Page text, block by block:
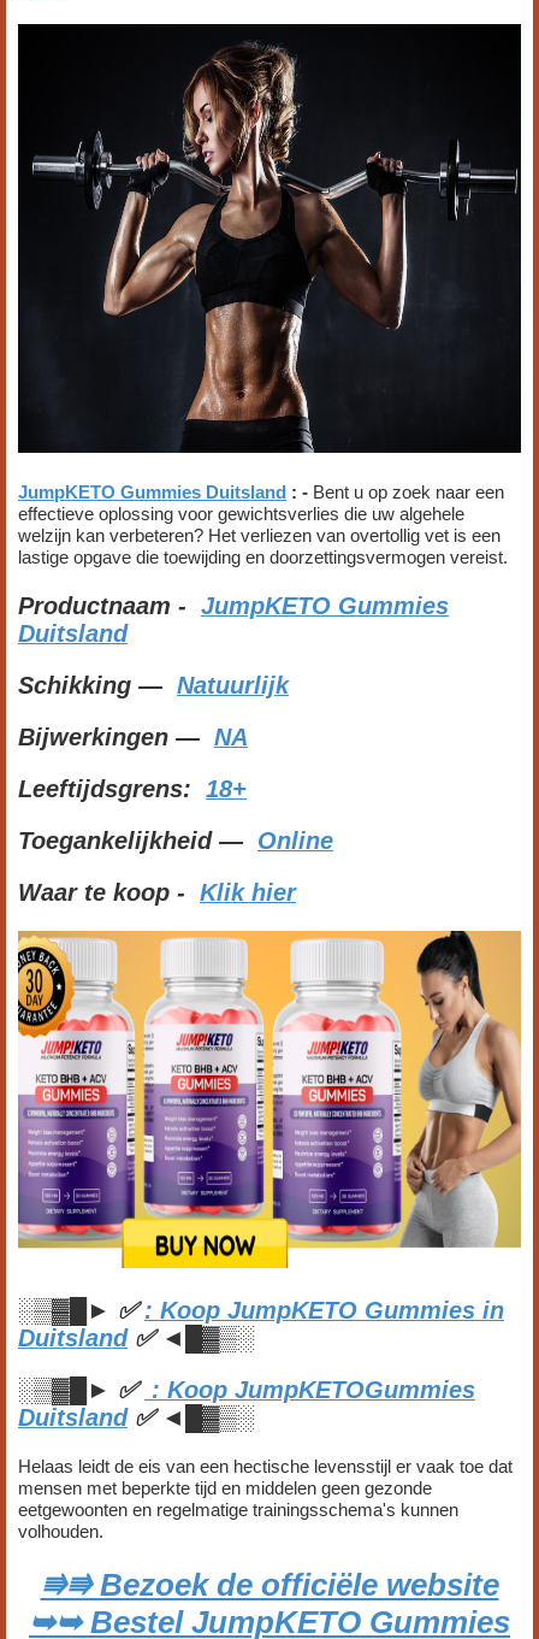
JumpKETO Gummies Duitsland : - Bent u op zoek naar een
effectieve oplossing voor gewichtsverlies die uw algehele
welzijn kan verbeteren? Het verliezen van overtollig vet is een
lastige opgave die toewijding en doorzettingsvermogen vereist.
Productnaam - JumpKETO Gummies
Duitsland
Schikking — Natuurlijk
Bijwerkingen — NA
Leeftijdsgrens: 18+
Toegankelijkheid — Online
Waar te koop - Klik hier
░▒▓█► ✅: Koop JumpKETO Gummies in
Duitsland✅ ◄█▓▒░
░▒▓█► ✅ : Koop JumpKETOGummies
Duitsland✅ ◄█▓▒░
Helaas leidt de eis van een hectische levensstijl er vaak toe dat
mensen met beperkte tijd en middelen geen gezonde
eetgewoonten en regelmatige trainingsschema's kunnen
volhouden.
⭆⭆ Bezoek de officiële website
➥➥ Bestel JumpKETO Gummies